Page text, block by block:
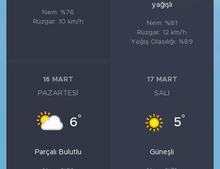
Nem: %76
Rüzgar: 10 km/h
yağışlı
Nem: %81
Rüzgar: 12 km/h
Yağış Olasılığı: %89
16 MART
PAZARTESI
6°
Parçalı Bulutlu
17 MART
SALI
5°
Güneşli